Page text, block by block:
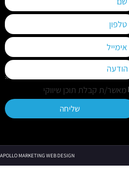
מאשר/ת קבלת תוכן שיווקי
שליחה
APOLLO MARKETING WEB DESIGN